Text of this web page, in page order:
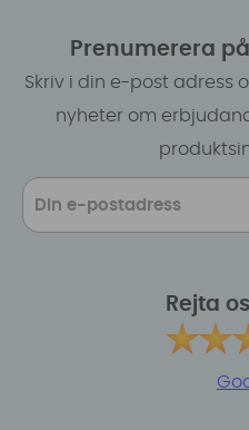
Prenumerera
Skriv i din e-post adress
nyheter om
Rejta